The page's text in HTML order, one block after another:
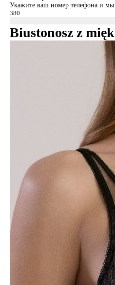
Укажите ваш номер телефона и
Biustonosz z